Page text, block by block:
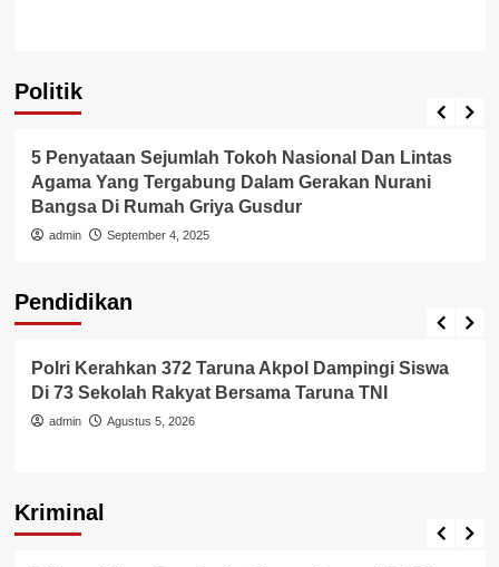
Politik
Politik
5 Penyataan Sejumlah Tokoh Nasional Dan Lintas
Agama Yang Tergabung Dalam Gerakan Nurani
Bangsa Di Rumah Griya Gusdur
admin September 4, 2025
Pendidikan
Pendidikan
Polri Kerahkan 372 Taruna Akpol Dampingi Siswa
Di 73 Sekolah Rakyat Bersama Taruna TNI
admin Agustus 5, 2026
Kriminal
Berita Polisi